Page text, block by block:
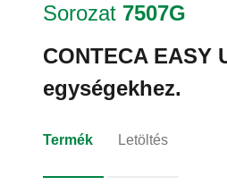
Sorozat 7507G
CONTECA
egységekhez.
Termék Letöltés